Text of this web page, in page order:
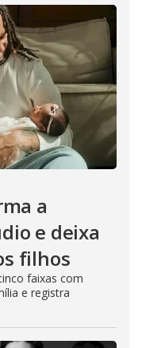
a
e deixa
filhos
faixas com
e registra